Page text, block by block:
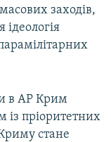
заходів,
в АР Крим
із пріоритетних
стане